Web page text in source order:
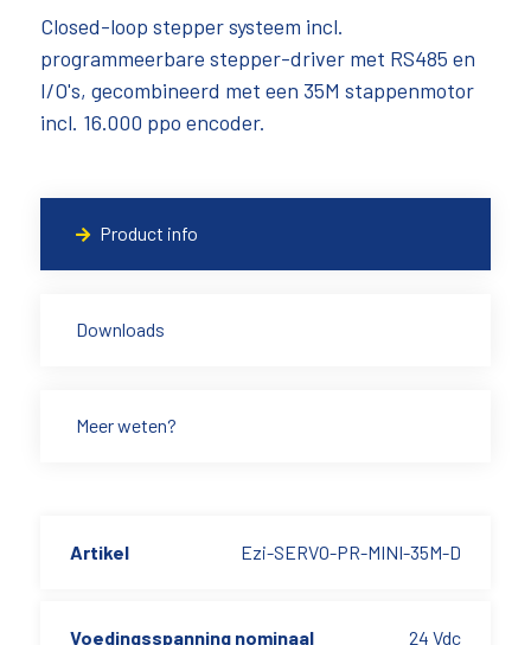
Closed-loop stepper systeem incl.
programmeerbare stepper-driver met RS485 en
I/O's, gecombineerd met een 35M stappenmotor
incl. 16.000 ppo encoder.
Product info
Downloads
Meer weten?
Artikel Ezi-SERVO-PR-MINI-35M-D
Voedingsspanning nominaal 24 Vdc